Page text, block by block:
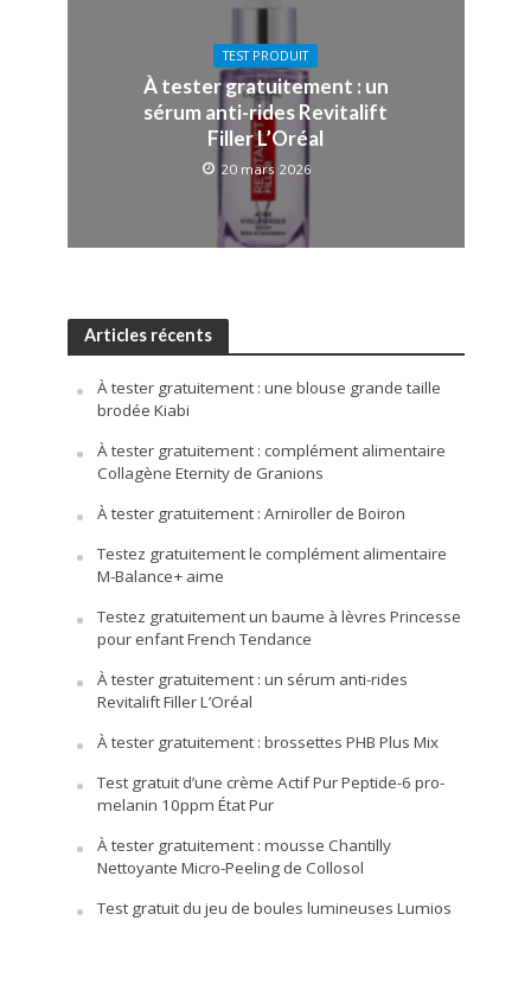
TEST PRODUIT
À tester gratuitement : un
sérum anti-rides Revitalift
Filler L’Oréal
20 mars 2026
Articles récents
À tester gratuitement : une blouse grande taille
brodée Kiabi
À tester gratuitement : complément alimentaire
Collagène Eternity de Granions
À tester gratuitement : Arniroller de Boiron
Testez gratuitement le complément alimentaire
M-Balance+ aime
Testez gratuitement un baume à lèvres Princesse
pour enfant French Tendance
À tester gratuitement : un sérum anti-rides
Revitalift Filler L’Oréal
À tester gratuitement : brossettes PHB Plus Mix
Test gratuit d’une crème Actif Pur Peptide-6 pro-
melanin 10ppm État Pur
À tester gratuitement : mousse Chantilly
Nettoyante Micro-Peeling de Collosol
Test gratuit du jeu de boules lumineuses Lumios